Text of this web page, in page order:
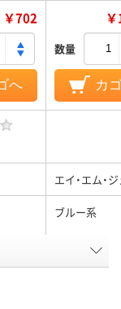
￥702
へ
数量
カ
エイ・エム・
ブルー系